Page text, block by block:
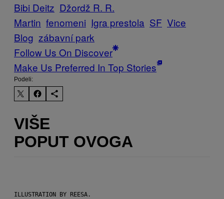
Bibi Deitz Džordž R. R.
Martin fenomeni Igra prestola SF Vice
Blog zábavní park
Follow Us On Discover
Make Us Preferred In Top Stories
Podeli:
VIŠE
POPUT OVOGA
ILLUSTRATION BY REESA.